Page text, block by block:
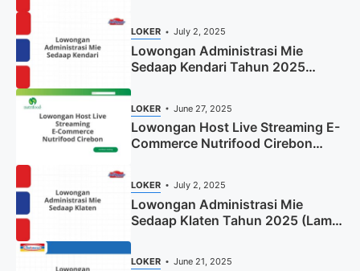
LOKER July 2, 2025
Lowongan Administrasi Mie
Sedaap Kendari Tahun 2025
LOKER June 27, 2025
Lowongan Host Live Streaming E-
Commerce Nutrifood Cirebon
LOKER July 2, 2025
Lowongan Administrasi Mie
Sedaap Klaten Tahun 2025 (Lamar
LOKER June 21, 2025